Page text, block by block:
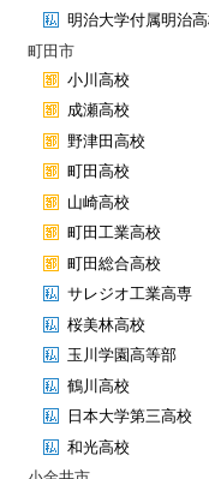
明治大学付属明治
町田市
小川高校
成瀬高校
野津田高校
町田高校
山崎高校
町田工業高校
町田総合高校
サレジオ工業高専
桜美林高校
玉川学園高等部
鶴川高校
日本大学第三高校
和光高校